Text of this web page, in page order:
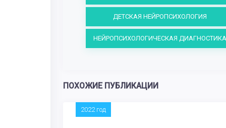
ДЕТСКАЯ НЕЙРОПСИХОЛОГИЯ
НЕЙРОПСИХОЛОГИЧЕСКАЯ
ПОХОЖИЕ ПУБЛИКАЦИИ
2022 год